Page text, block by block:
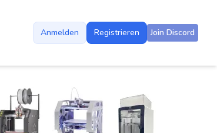
Anmelden Registrieren Join Discord